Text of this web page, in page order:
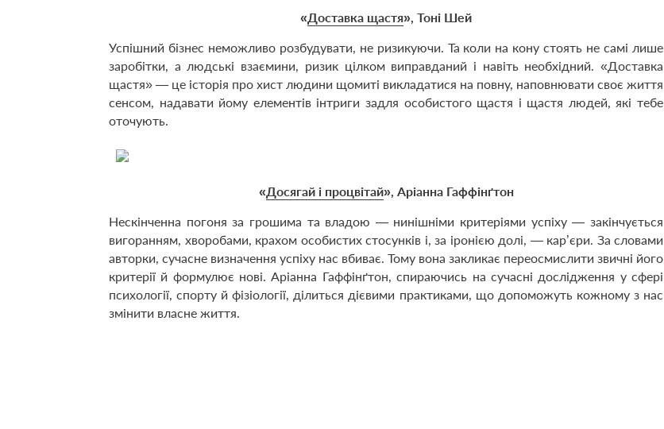
«Доставка щастя», Тоні Шей
Успішний бізнес неможливо розбудувати, не ризикуючи. Та коли на кону стоять не самі лише
заробітки, а людські взаємини, ризик цілком виправданий і навіть необхідний. «Доставка
щастя» — це історія про хист людини щомиті викладатися на повну, наповнювати своє життя
сенсом, надавати йому елементів інтриги задля особистого щастя і щастя людей, які тебе
оточують.
«Досягай і процвітай», Аріанна Гаффінґтон
Нескінченна погоня за грошима та владою — нинішніми критеріями успіху — закінчується
вигоранням, хворобами, крахом особистих стосунків і, за іронією долі, — кар’єри. За словами
авторки, сучасне визначення успіху нас вбиває. Тому вона закликає переосмислити звичні його
критерії й формулює нові. Аріанна Гаффінґтон, спираючись на сучасні дослідження у сфері
психології, спорту й фізіології, ділиться дієвими практиками, що допоможуть кожному з нас
змінити власне життя.